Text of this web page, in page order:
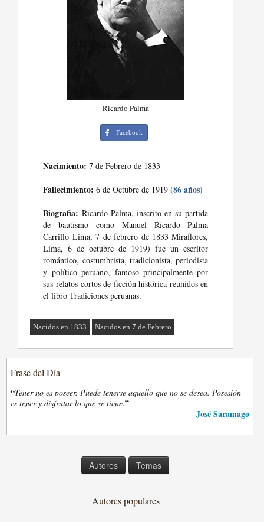
Ricardo Palma
Facebook
Nacimiento: 7 de Febrero de 1833
Fallecimiento: 6 de Octubre de 1919(86 años)
Biografia: Ricardo Palma, inscrito en su partida
de bautismo como Manuel Ricardo Palma
Carrillo Lima, 7 de febrero de 1833 Miraflores,
Lima, 6 de octubre de 1919) fue un escritor
romántico, costumbrista, tradicionista, periodista
y político peruano, famoso principalmente por
sus relatos cortos de ficción histórica reunidos en
el libro Tradiciones peruanas.
Nacidos en 1833 Nacidos en 7 de Febrero
Frase del Día
“Tener no es poseer. Puede tenerse aquello que no se desea. Posesión
es tener y disfrutar lo que se tiene.”
— José Saramago
Autores Temas
Autores populares